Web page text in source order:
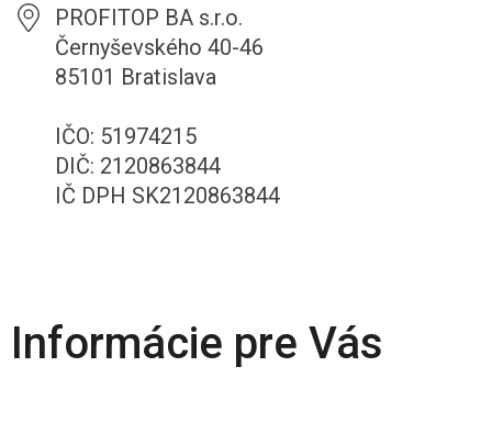
PROFITOP BA s.r.o.
Černyševského 40-46
85101 Bratislava
IČO: 51974215
DIČ: 2120863844
IČ DPH SK2120863844
Informácie pre Vás